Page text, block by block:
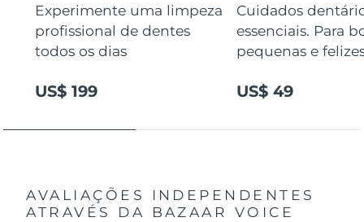
Experimente uma limpeza
profissional de dentes
todos os dias
US$ 199
Cuidados
essenciais. Para
pequenas e
US$ 49
AVALIAÇÕES INDEPENDENTES
ATRAVÉS DA BAZAAR VOICE